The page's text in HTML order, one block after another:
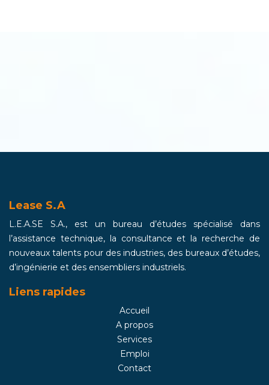
Lease S.A
L.E.A.SE S.A., est un bureau d’études spécialisé dans
l’assistance technique, la consultance et la recherche de
nouveaux talents pour des industries, des bureaux d’études,
d’ingénierie et des ensembliers industriels.
Liens rapides
Accueil
A propos
Services
Emploi
Contact